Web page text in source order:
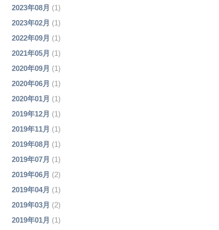
2023年08月 (1)
2023年02月 (1)
2022年09月 (1)
2021年05月 (1)
2020年09月 (1)
2020年06月 (1)
2020年01月 (1)
2019年12月 (1)
2019年11月 (1)
2019年08月 (1)
2019年07月 (1)
2019年06月 (2)
2019年04月 (1)
2019年03月 (2)
2019年01月 (1)